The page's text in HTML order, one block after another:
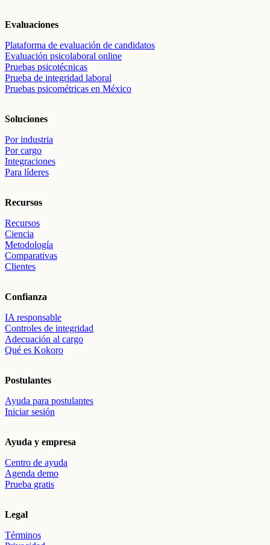
Evaluaciones
Plataforma de evaluación de candidatos
Evaluación psicolaboral online
Pruebas psicotécnicas
Prueba de integridad laboral
Pruebas psicométricas en México
Soluciones
Por industria
Por cargo
Integraciones
Para líderes
Recursos
Recursos
Ciencia
Metodología
Comparativas
Clientes
Confianza
IA responsable
Controles de integridad
Adecuación al cargo
Qué es Kokoro
Postulantes
Ayuda para postulantes
Iniciar sesión
Ayuda y empresa
Centro de ayuda
Agenda demo
Prueba gratis
Legal
Términos